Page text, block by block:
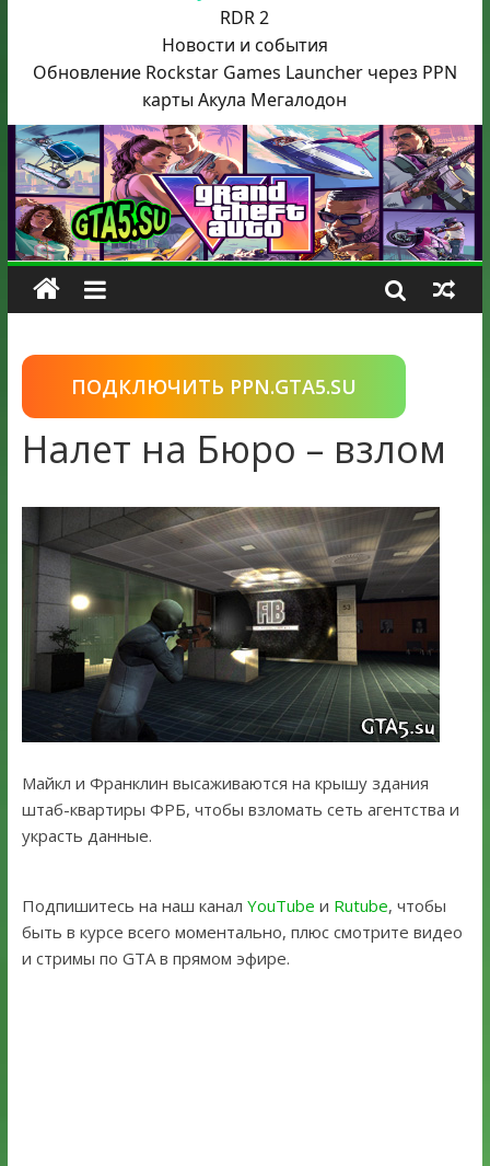
RDR 2
Новости и события
Обновление Rockstar Games Launcher через PPN
карты Акула Мегалодон
ПОДКЛЮЧИТЬ PPN.GTA5.SU
Налет на Бюро – взлом
Майкл и Франклин высаживаются на крышу здания
штаб-квартиры ФРБ, чтобы взломать сеть агентства и
украсть данные.
Подпишитесь на наш канал YouTube и Rutube, чтобы
быть в курсе всего моментально, плюс смотрите видео
и стримы по GTA в прямом эфире.